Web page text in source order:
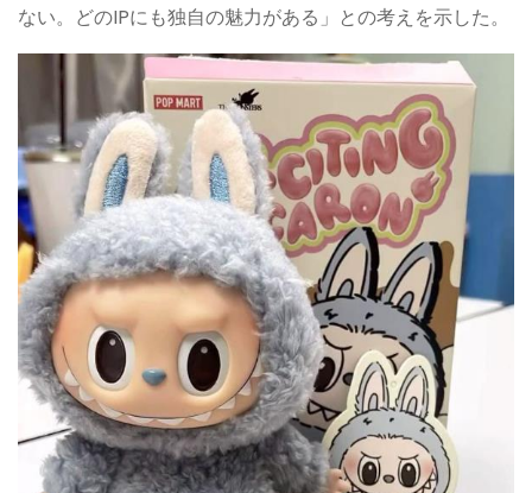
ない。どのIPにも独自の魅力がある」との考えを示した。